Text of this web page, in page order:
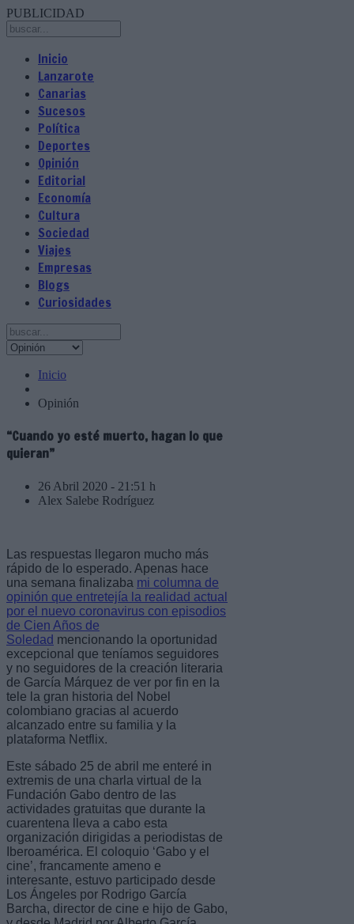
PUBLICIDAD
Inicio
Lanzarote
Canarias
Sucesos
Política
Deportes
Opinión
Editorial
Economía
Cultura
Sociedad
Viajes
Empresas
Blogs
Curiosidades
Inicio
Opinión
“Cuando yo esté muerto, hagan lo que
quieran”
26 Abril 2020 - 21:51 h
Alex Salebe Rodríguez
Las respuestas llegaron mucho más
rápido de lo esperado. Apenas hace
una semana finalizaba mi columna de
opinión que entretejía la realidad actual
por el nuevo coronavirus con episodios
de Cien Años de
Soledad mencionando la oportunidad
excepcional que teníamos seguidores
y no seguidores de la creación literaria
de García Márquez de ver por fin en la
tele la gran historia del Nobel
colombiano gracias al acuerdo
alcanzado entre su familia y la
plataforma Netflix.
Este sábado 25 de abril me enteré in
extremis de una charla virtual de la
Fundación Gabo dentro de las
actividades gratuitas que durante la
cuarentena lleva a cabo esta
organización dirigidas a periodistas de
Iberoamérica. El coloquio ‘Gabo y el
cine’, francamente ameno e
interesante, estuvo participado desde
Los Ángeles por Rodrigo García
Barcha, director de cine e hijo de Gabo,